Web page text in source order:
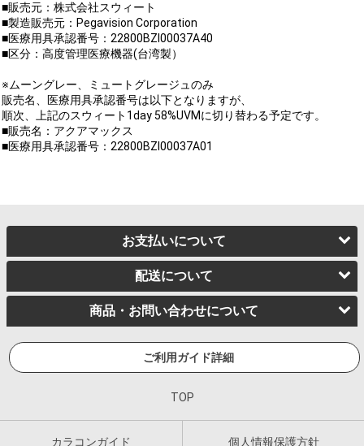
■販売元：株式会社スウィート
■製造販売元：Pegavision Corporation
■医療用具承認番号：22800BZI00037A40
■区分：高度管理医療機器(台湾製）
※ムーングレー、ミュートグレージュのみ
販売名、医療用具承認番号は以下となりますが、
順次、上記のスウィート1day 58%UVMに切り替わる予定です。
■販売名：アクアマックス
■医療用具承認番号：22800BZI00037A01
お支払いについて
配送について
商品・お問い合わせについて
ご利用ガイド詳細
TOP
カラコンガイド 個人情報保護方針